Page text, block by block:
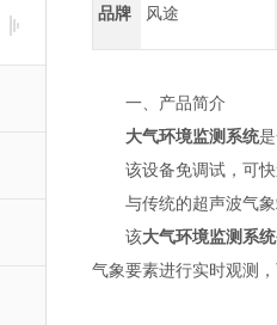
品牌 风途
一、产品简介
大气环境监测系统
该设备免调试，可
与传统的超声波气
该大气环境监测系统
气象要素进行实时观测